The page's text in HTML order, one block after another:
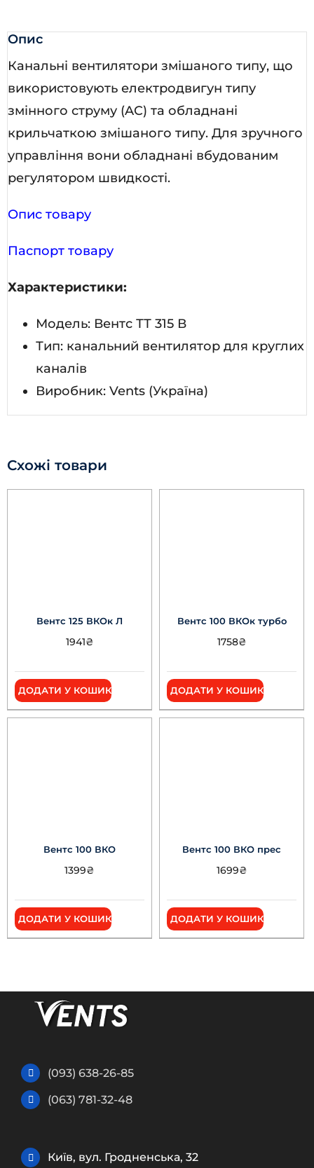
Опис
Канальні вентилятори змішаного типу, що
використовують електродвигун типу
змінного струму (AC) та обладнані
крильчаткою змішаного типу. Для зручного
управління вони обладнані вбудованим
регулятором швидкості.
Опис товару
Паспорт товару
Характеристики:
Модель: Вентс ТТ 315 В
Тип: канальний вентилятор для круглих
каналів
Виробник: Vents (Україна)
Схожі товари
Вентс 125 ВКОк Л
1941₴
ДОДАТИ У КОШИК
Вентс 100 ВКОк турбо
1758₴
ДОДАТИ У КОШИК
Вентс 100 ВКО
1399₴
ДОДАТИ У КОШИК
Вентс 100 ВКО прес
1699₴
ДОДАТИ У КОШИК
(093) 638-26-85
(063) 781-32-48
Київ, вул. Гродненська, 32